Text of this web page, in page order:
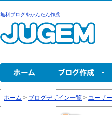
無料ブログをかんたん作成
ホーム > ブログデザイン一覧 > ユーザ